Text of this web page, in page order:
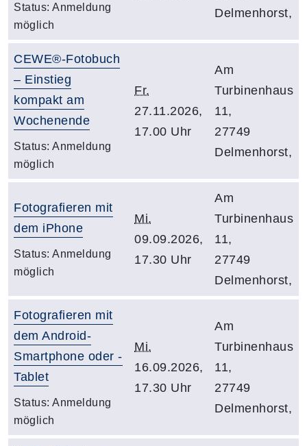
Status: Anmeldung
möglich
Delmenhorst,
CEWE®-Fotobuch
– Einstieg
kompakt am
Wochenende
Status: Anmeldung
möglich
Fr.
27.11.2026,
17.00 Uhr
Am
Turbinenhaus
11,
27749
Delmenhorst,
Fotografieren mit
dem iPhone
Status: Anmeldung
möglich
Mi.
09.09.2026,
17.30 Uhr
Am
Turbinenhaus
11,
27749
Delmenhorst,
Fotografieren mit
dem Android-
Smartphone oder -
Tablet
Status: Anmeldung
möglich
Mi.
16.09.2026,
17.30 Uhr
Am
Turbinenhaus
11,
27749
Delmenhorst,